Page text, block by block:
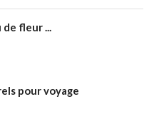
de fleur ...
pour voyage